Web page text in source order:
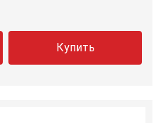
Купить